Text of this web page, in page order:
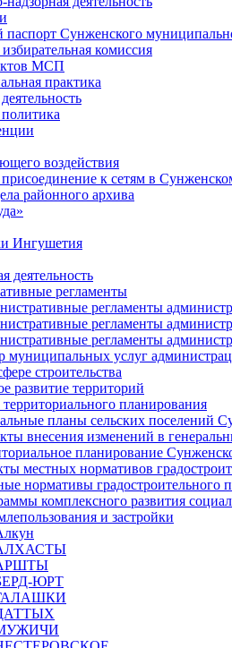
Сунженского
комиссия
МСП
практика
воздействия
присоединение к сетям в
районного архива
Ингушетия
деятельность
регламенты
регламенты
регламенты
регламенты
муниципальных услуг
строительства
развитие территорий
планирования
планы сельских поселений
внесения изменений в
планирование
местных нормативов
нормативы градостроительного
комплексного развития
и застройки
ЮРТ